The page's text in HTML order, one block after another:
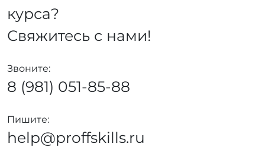
курса?
Свяжитесь с нами!
Звоните:
8 (981) 051-85-88
Пишите:
help@proffskills.ru